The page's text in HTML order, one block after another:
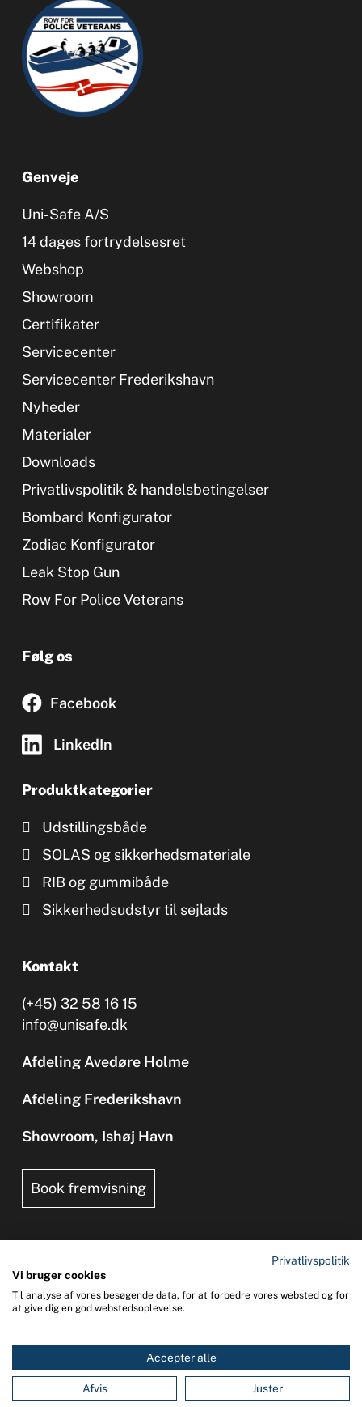
Genveje
Uni-Safe A/S
14 dages fortrydelsesret
Webshop
Showroom
Certifikater
Servicecenter
Servicecenter Frederikshavn
Nyheder
Materialer
Downloads
Privatlivspolitik & handelsbetingelser
Bombard Konfigurator
Zodiac Konfigurator
Leak Stop Gun
Row For Police Veterans
Følg os
Facebook
LinkedIn
Produktkategorier
Udstillingsbåde
SOLAS og sikkerhedsmateriale
RIB og gummibåde
Sikkerhedsudstyr til sejlads
Kontakt
(+45) 32 58 16 15
info@unisafe.dk
Afdeling Avedøre Holme
Afdeling Frederikshavn
Showroom, Ishøj Havn
Book fremvisning
Copyright 2026 © UNI-SAFE Safety at Sea
CVR: 65015013
Privatlivspolitik
Vi bruger cookies
Til analyse af vores besøgende data, for at forbedre vores websted og for
at give dig en god webstedsoplevelse.
Accepter alle
Afvis Juster